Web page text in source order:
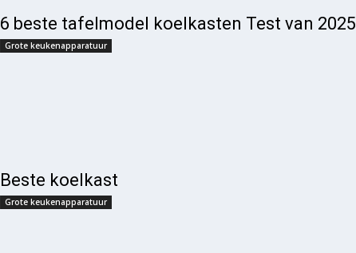
6 beste tafelmodel koelkasten Test van 2025
Grote keukenapparatuur
Beste koelkast
Grote keukenapparatuur